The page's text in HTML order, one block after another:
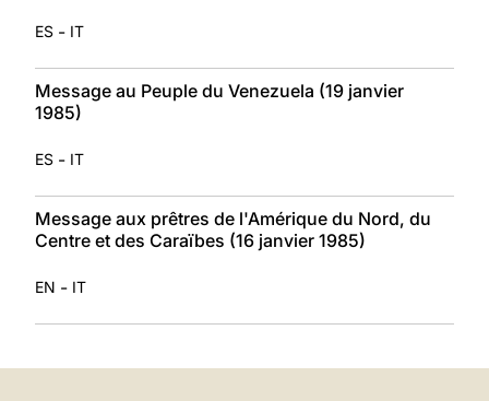
ES - IT
Message au Peuple du Venezuela (19 janvier
1985)
ES - IT
Message aux prêtres de l'Amérique du Nord, du
Centre et des Caraïbes (16 janvier 1985)
EN - IT